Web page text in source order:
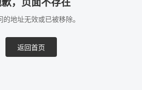
，页面不存在
的地址无效或已被移除。
返回首页